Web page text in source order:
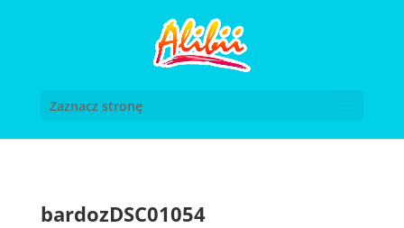
Zaznacz stronę
bardozDSC01054